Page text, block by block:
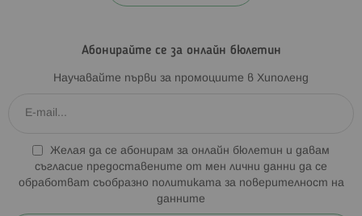
Абонирайте се за онлайн бюлетин
Научавайте първи за промоциите в Хиполенд
Желая да се абонирам за онлайн бюлетин и давам
съгласие предоставените от мен лични данни да се
обработват съобразно политиката за поверителност на
данните